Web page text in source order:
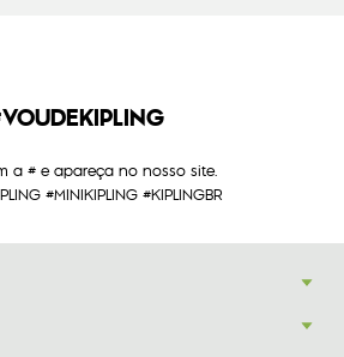
a # e apareça no nosso site.
#MINIKIPLING #KIPLINGBR